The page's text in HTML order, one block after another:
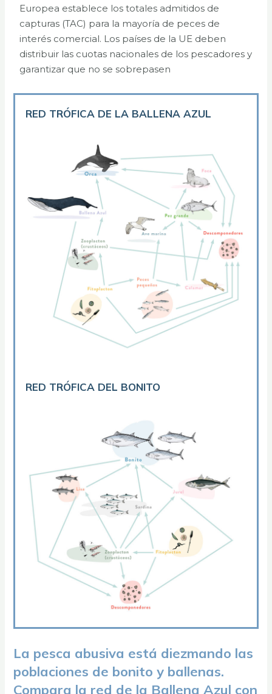
Europea establece los totales admitidos de
capturas (TAC) para la mayoría de peces de
interés comercial. Los países de la UE deben
distribuir las cuotas nacionales de los pescadores y
garantizar que no se sobrepasen
RED TRÓFICA DE LA BALLENA AZUL
RED TRÓFICA DEL BONITO
La pesca abusiva está diezmando las
poblaciones de bonito y ballenas.
Compara la red de la Ballena Azul con